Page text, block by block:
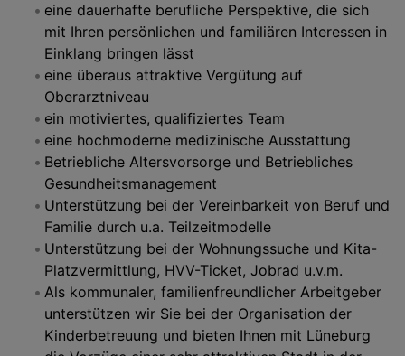
eine dauerhafte berufliche Perspektive, die sich
mit Ihren persönlichen und familiären Interessen in
Einklang bringen lässt
eine überaus attraktive Vergütung auf
Oberarztniveau
ein motiviertes, qualifiziertes Team
eine hochmoderne medizinische Ausstattung
Betriebliche Altersvorsorge und Betriebliches
Gesundheitsmanagement
Unterstützung bei der Vereinbarkeit von Beruf und
Familie durch u.a. Teilzeitmodelle
Unterstützung bei der Wohnungssuche und Kita-
Platzvermittlung, HVV-Ticket, Jobrad u.v.m.
Als kommunaler, familienfreundlicher Arbeitgeber
unterstützen wir Sie bei der Organisation der
Kinderbetreuung und bieten Ihnen mit Lüneburg